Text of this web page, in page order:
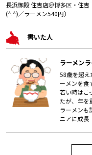
長浜御殿 住吉店＠博多区・住
(^.^)／ラーメン540円〕
書いた人
ラーメン
58歳を超え
ーメンを食
若い時はこ
たが、年を
ラーメンも
ニアに成長